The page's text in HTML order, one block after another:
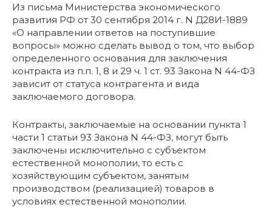
Из письма Министерства экономического
развития РФ от 30 сентября 2014 г. N Д28И-1889
«О направлении ответов на поступившие
вопросы» можно сделать вывод о том, что выбор
определенного основания для заключения
контракта из п.п. 1, 8 и 29 ч. 1 ст. 93 Закона N 44-ФЗ
зависит от статуса контрагента и вида
заключаемого договора.
Контракты, заключаемые на основании пункта 1
части 1 статьи 93 Закона N 44-ФЗ, могут быть
заключены исключительно с субъектом
естественной монополии, то есть с
хозяйствующим субъектом, занятым
производством (реализацией) товаров в
условиях естественной монополии.